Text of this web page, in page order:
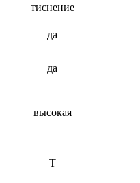
тиснение
да
да
высокая
T